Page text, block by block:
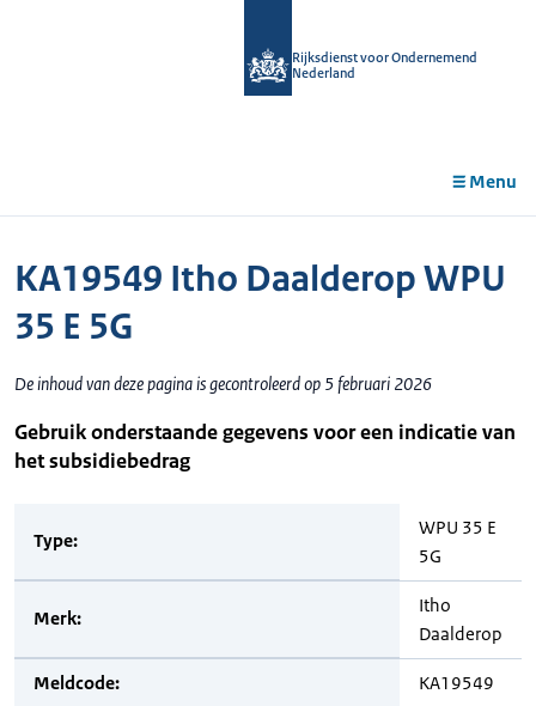
Rijksdienst voor Ondernemend
Nederland
Menu
KA19549 Itho Daalderop WPU
35 E 5G
De inhoud van deze pagina is gecontroleerd op 5 februari 2026
Gebruik onderstaande gegevens voor een indicatie van
het subsidiebedrag
Type:
WPU 35 E
5G
Merk:
Itho
Daalderop
Meldcode: KA19549